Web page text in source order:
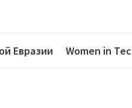
Евразии Women in